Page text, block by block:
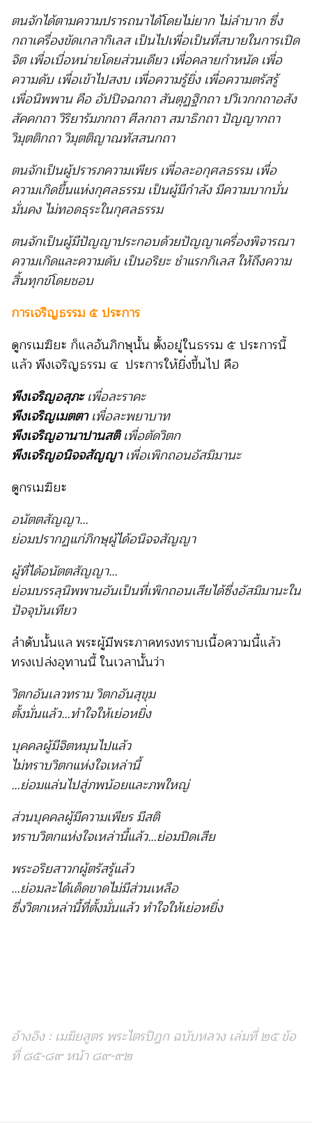
ตนจักได้ตามความปรารถนาได้โดยไม่ยาก ไม่ลำบาก ซึ่ง
กถาเครื่องขัดเกลากิเลส เป็นไปเพื่อเป็นที่สบายในการเปิด
จิต เพื่อเบื่อหน่ายโดยส่วนเดียว เพื่อคลายกำหนัด เพื่อ
ความดับ เพื่อเข้าไปสงบ เพื่อความรู้ยิ่ง เพื่อความตรัสรู้
เพื่อนิพพาน คือ อัปปิจฉกถา สันตุฏฐิกถา ปวิเวกกถาอสัง
สัคคกถา วิริยารัมภกถา ศีลกถา สมาธิกถา ปัญญากถา
วิมุตติกถา วิมุตติญาณทัสสนกถา
ตนจักเป็นผู้ปรารภความเพียร เพื่อละอกุศลธรรม เพื่อ
ความเกิดขึ้นแห่งกุศลธรรม เป็นผู้มีกำลัง มีความบากบั่น
มั่นคง ไม่ทอดธุระในกุศลธรรม
ตนจักเป็นผู้มีปัญญาประกอบด้วยปัญญาเครื่องพิจารณา
ความเกิดและความดับ เป็นอริยะ ชำแรกกิเลส ให้ถึงความ
สิ้นทุกข์โดยชอบ
การเจริญธรรม ๕ ประการ
ดูกรเมฆิยะ ก็แลอันภิกษุนั้น ตั้งอยู่ในธรรม ๕ ประการนี้
แล้ว พึงเจริญธรรม ๔ ประการให้ยิ่งขึ้นไป คือ
พึงเจริญอสุภะเพื่อละราคะ
พึงเจริญเมตตาเพื่อละพยาบาท
พึงเจริญอานาปานสติเพื่อตัดวิตก
พึงเจริญอนิจจสัญญาเพื่อเพิกถอนอัสมิมานะ
ดูกรเมฆิยะ
อนัตตสัญญา…
ย่อมปรากฏแก่ภิกษุผู้ได้อนิจจสัญญา
ผู้ที่ได้อนัตตสัญญา…
ย่อมบรรลุนิพพานอันเป็นที่เพิกถอนเสียได้ซึ่งอัสมิมานะใน
ปัจจุบันเทียว
ลำดับนั้นแล พระผู้มีพระภาคทรงทราบเนื้อความนี้แล้ว
ทรงเปล่งอุทานนี้ ในเวลานั้นว่า
วิตกอันเลวทราม วิตกอันสุขุม
ตั้งมั่นแล้ว…ทำใจให้เย่อหยิ่ง
บุคคลผู้มีจิตหมุนไปแล้ว
ไม่ทราบวิตกแห่งใจเหล่านี้
…ย่อมแล่นไปสู่ภพน้อยและภพใหญ่
ส่วนบุคคลผู้มีความเพียร มีสติ
ทราบวิตกแห่งใจเหล่านี้แล้ว…ย่อมปิดเสีย
พระอริยสาวกผู้ตรัสรู้แล้ว
…ย่อมละได้เด็ดขาดไม่มีส่วนเหลือ
ซึ่งวิตกเหล่านี้ที่ตั้งมั่นแล้ว ทำใจให้เย่อหยิ่ง
อ้างอิง : เมฆิยสูตร พระไตรปิฎก ฉบับหลวง เล่มที่ ๒๕ ข้อ
ที่ ๘๕-๘๙ หน้า ๘๙-๙๒